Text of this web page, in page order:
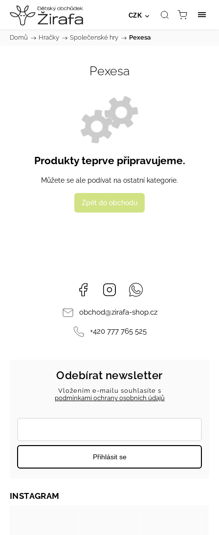
CZK
Domů / Hračky / Společenské hry / Pexesa
Pexesa
Produkty teprve připravujeme.
Můžete se ale podívat na ostatní kategorie.
Zpět do obchodu
Facebook Instagram
obchod@zirafa-shop.cz
+420 777 765 525
Odebírat newsletter
Vložením e-mailu souhlasíte s
podmínkami ochrany osobních údajů
Přihlásit se
INSTAGRAM